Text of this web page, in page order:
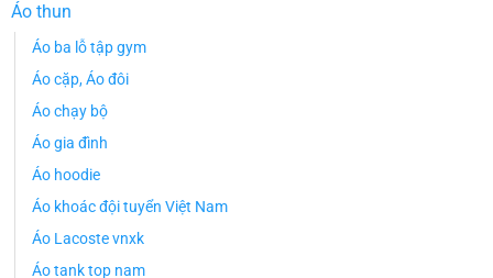
Áo thun
Áo ba lỗ tập gym
Áo cặp, Áo đôi
Áo chạy bộ
Áo gia đình
Áo hoodie
Áo khoác đội tuyển Việt Nam
Áo Lacoste vnxk
Áo tank top nam